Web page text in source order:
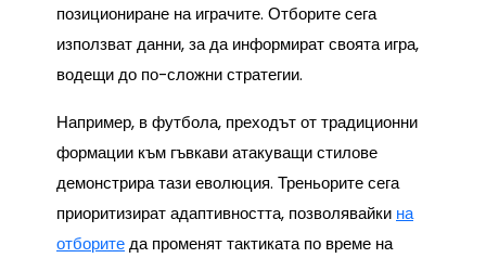
позициониране на играчите. Отборите сега
използват данни, за да информират своята игра,
водещи до по-сложни стратегии.
Например, в футбола, преходът от традиционни
формации към гъвкави атакуващи стилове
демонстрира тази еволюция. Треньорите сега
приоритизират адаптивността, позволявайки на
отборитеда променят тактиката по време на